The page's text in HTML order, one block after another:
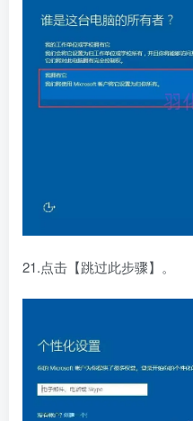
21.点击【跳过此步骤】。